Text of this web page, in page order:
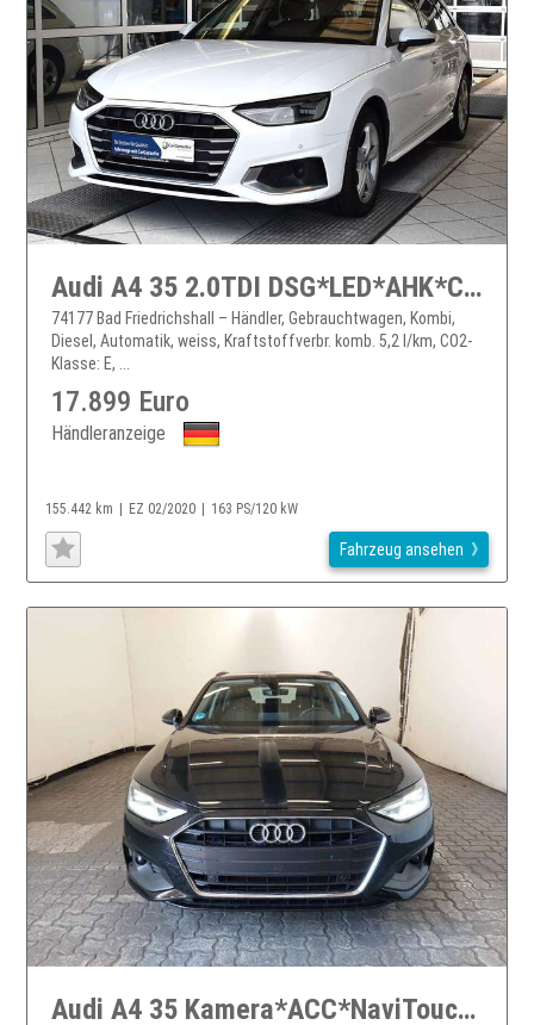
Audi A4 35 2.0TDI DSG*LED*AHK*Cockpit Digital
74177 Bad Friedrichshall – Händler, Gebrauchtwagen, Kombi,
Diesel, Automatik, weiss, Kraftstoffverbr. komb. 5,2 l/km, CO2-
Klasse: E, ...
17.899 Euro
Händleranzeige
155.442 km EZ 02/2020 163 PS/120 kW
Fahrzeug ansehen
Audi A4 35 Kamera*ACC*NaviTouch*LED*DAB*3Zonen*lM